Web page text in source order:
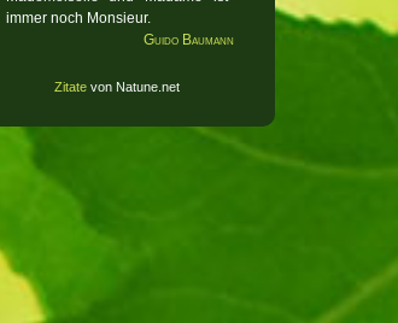
immer noch Monsieur.
Guido Baumann
Zitatevon Natune.net